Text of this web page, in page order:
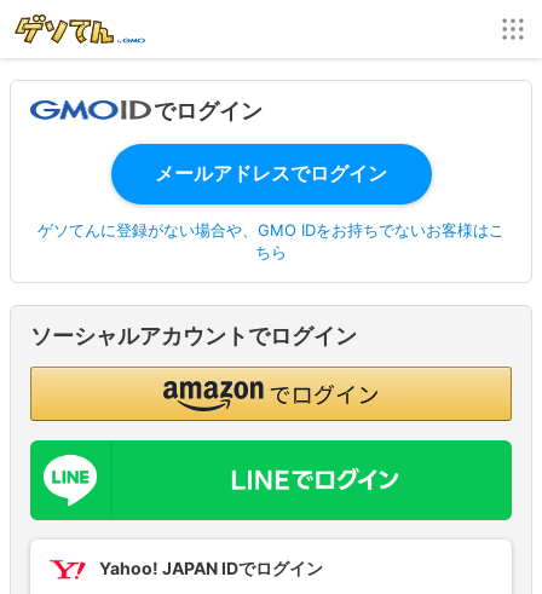
でログイン
ゲソてんに登録がない場合や、GMO IDをお持ちでないお客様はこ
ちら
ソーシャルアカウントでログイン
Yahoo! JAPAN IDでログイン